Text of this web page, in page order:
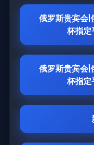
俄罗斯贵宾会
杯指
俄罗斯贵宾会
杯指